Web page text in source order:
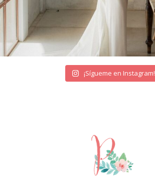
¡Sígueme en Instagram!